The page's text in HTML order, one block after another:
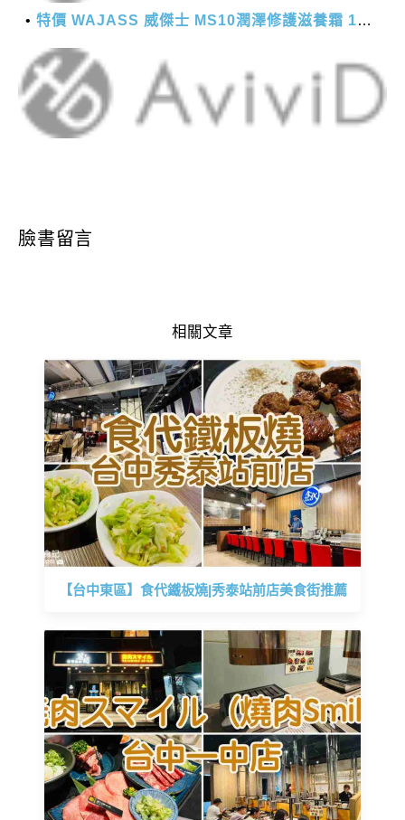
特價 WAJASS 威傑士 MS10潤澤修護滋養霜 130ml
臉書留言
相關文章
【台中東區】食代鐵板燒|秀泰站前店美食街推薦